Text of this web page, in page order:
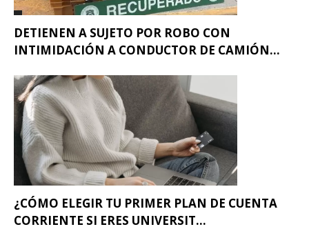
DETIENEN A SUJETO POR ROBO CON
INTIMIDACIÓN A CONDUCTOR DE CAMIÓN...
¿CÓMO ELEGIR TU PRIMER PLAN DE CUENTA
CORRIENTE SI ERES UNIVERSIT...